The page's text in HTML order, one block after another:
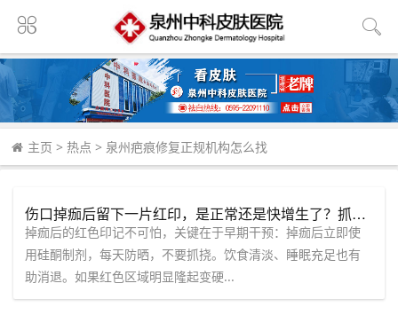
主页 > 热点 > 泉州疤痕修复正规机构怎么找
伤口掉痂后留下一片红印，是正常还是快增生了？抓住三个信号及时干预。
掉痂后的红色印记不可怕，关键在于早期干预：掉痂后立即使
用硅酮制剂，每天防晒，不要抓挠。饮食清淡、睡眠充足也有
助消退。如果红色区域明显隆起变硬...